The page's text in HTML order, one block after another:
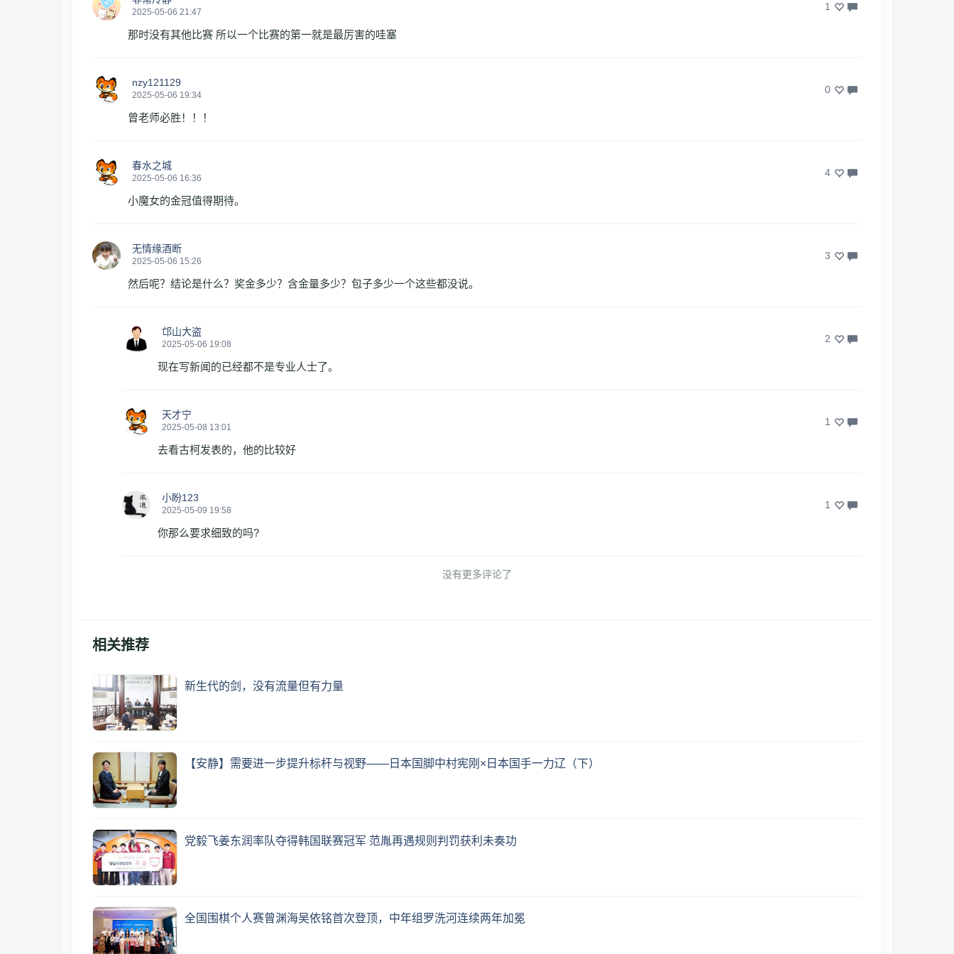
2025-05-06 21:47 1
那时没有其他比赛 所以一个比赛的第一就是最厉害的哇塞
nzy121129
2025-05-06 19:34 0
曾老师必胜！！！
春水之城
2025-05-06 16:36 4
小魔女的金冠值得期待。
无情缘酒断
2025-05-06 15:26 3
然后呢？结论是什么？奖金多少？含金量多少？包子多少一个这些都没说。
邙山大盗
2025-05-06 19:08 2
现在写新闻的已经都不是专业人士了。
天才宁
2025-05-08 13:01 1
去看古柯发表的，他的比较好
小盼123
2025-05-09 19:58 1
你那么要求细致的吗?
没有更多评论了
相关推荐
新生代的剑，没有流量但有力量
【安静】需要进一步提升标杆与视野——日本国脚中村宪刚×日本国手一力辽（下）
党毅飞姜东润率队夺得韩国联赛冠军 范胤再遇规则判罚获利未奏功
全国围棋个人赛曾渊海吴依铭首次登顶，中年组罗洗河连续两年加冕